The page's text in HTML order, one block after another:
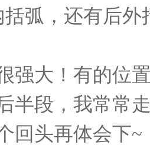
括弧，还有后外
强大！有的位
半段，我常常
回头再体会下~